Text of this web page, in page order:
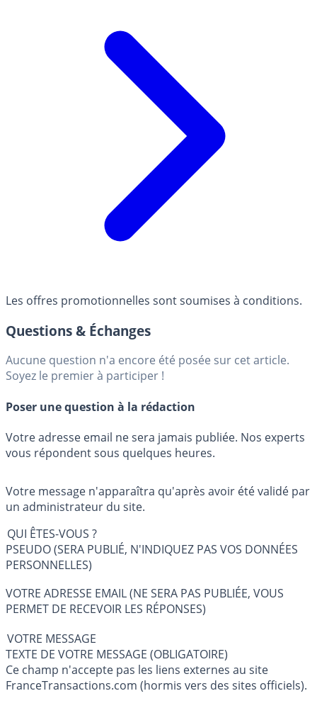
Les offres promotionnelles sont soumises à conditions.
Questions & Échanges
Aucune question n'a encore été posée sur cet article.
Soyez le premier à participer !
Poser une question à la rédaction
Votre adresse email ne sera jamais publiée. Nos experts
vous répondent sous quelques heures.
Votre message n'apparaîtra qu'après avoir été validé par
un administrateur du site.
QUI ÊTES-VOUS ?
PSEUDO (SERA PUBLIÉ, N'INDIQUEZ PAS VOS DONNÉES
PERSONNELLES)
VOTRE ADRESSE EMAIL (NE SERA PAS PUBLIÉE, VOUS
PERMET DE RECEVOIR LES RÉPONSES)
VOTRE MESSAGE
TEXTE DE VOTRE MESSAGE (OBLIGATOIRE)
Ce champ n'accepte pas les liens externes au site
FranceTransactions.com (hormis vers des sites officiels).